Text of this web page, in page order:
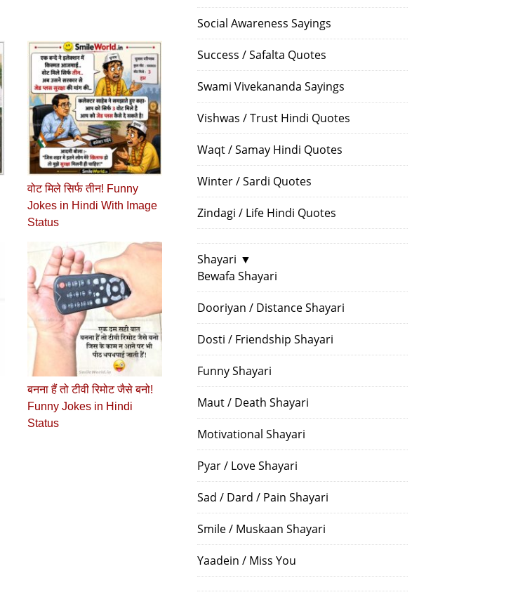
वोट मिले सिर्फ तीन! Funny
Jokes in Hindi With Image
Status
बनना हैं तो टीवी रिमोट जैसे बनो!
Funny Jokes in Hindi
Status
Social Awareness Sayings
Success / Safalta Quotes
Swami Vivekananda Sayings
Vishwas / Trust Hindi Quotes
Waqt / Samay Hindi Quotes
Winter / Sardi Quotes
Zindagi / Life Hindi Quotes
Shayari ▼
Bewafa Shayari
Dooriyan / Distance Shayari
Dosti / Friendship Shayari
Funny Shayari
Maut / Death Shayari
Motivational Shayari
Pyar / Love Shayari
Sad / Dard / Pain Shayari
Smile / Muskaan Shayari
Yaadein / Miss You